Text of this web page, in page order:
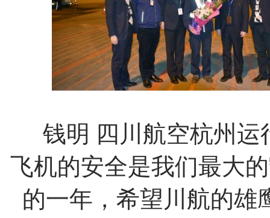
钱明 四川航空杭州运
飞机的安全是我们最大
的一年，希望川航的雄